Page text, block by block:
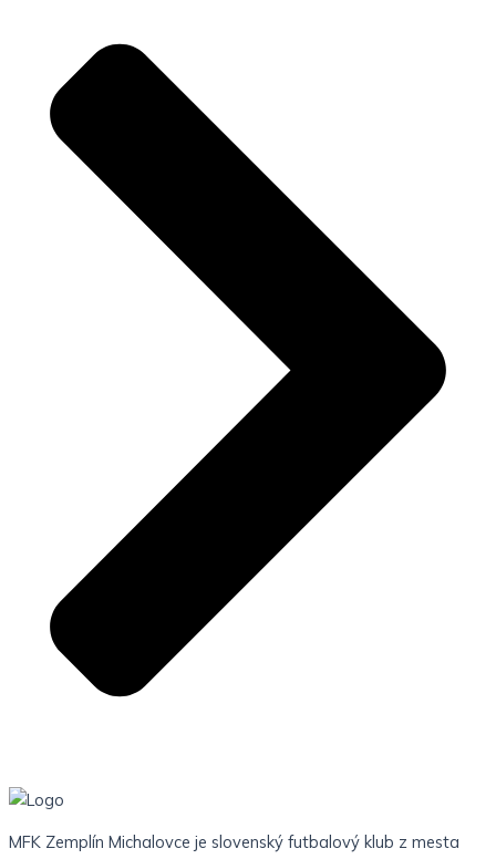
MFK Zemplín Michalovce je slovenský futbalový klub z mesta